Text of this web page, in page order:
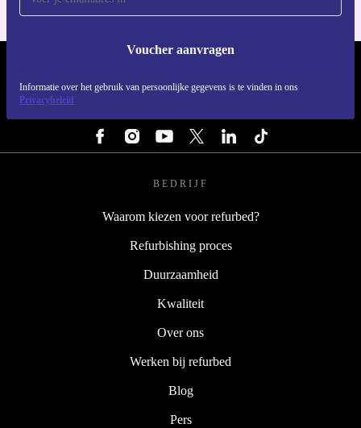
Voucher aanvragen
Informatie over het gebruik van persoonlijke gegevens is te vinden in ons
Privacybeleid
BEDRIJF
Waarom kiezen voor refurbed?
Refurbishing proces
Duurzaamheid
Kwaliteit
Over ons
Werken bij refurbed
Blog
Pers